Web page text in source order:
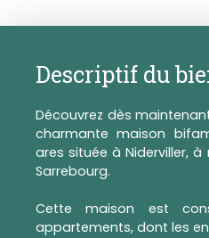
Descriptif du
Découvrez dès
charmante maison
ares située à Niderviller,
Sarrebourg.
Cette maison est
appartements, dont les